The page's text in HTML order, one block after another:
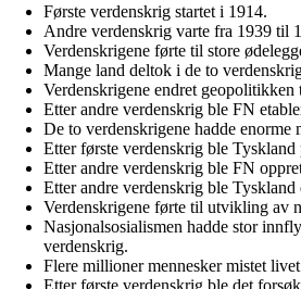
Første verdenskrig startet i 1914.
Andre verdenskrig varte fra 1939 til
Verdenskrigene førte til store
Mange land deltok i de to
Verdenskrigene endret geopolitikken
Etter andre verdenskrig ble FN
De to verdenskrigene hadde enorme
Etter første verdenskrig ble Tyskland
Etter andre verdenskrig ble FN
Etter andre verdenskrig ble Tyskland
Verdenskrigene førte til utvikling av
Nasjonalsosialismen hadde stor
verdenskrig.
Flere millioner mennesker mistet
Etter første verdenskrig ble det